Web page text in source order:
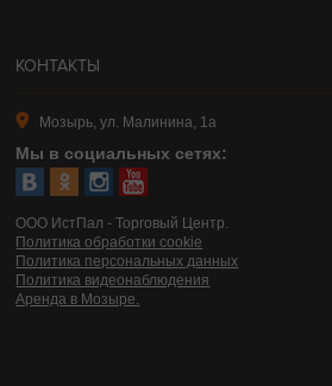
КОНТАКТЫ
Мозырь, ул. Малинина, 1а
Мы в социальных сетях:
ООО ИстПал - Торговый Центр.
Политика обработки cookie
Политика персональных данных
Политика видеонаблюдения
Аренда в Мозыре.